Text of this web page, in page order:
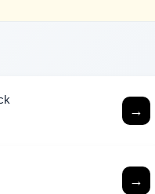
→
→